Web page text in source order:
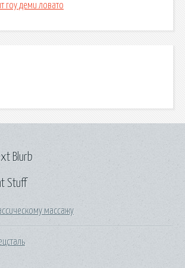
гоу деми ловато
Stuff
массажу
Blurb